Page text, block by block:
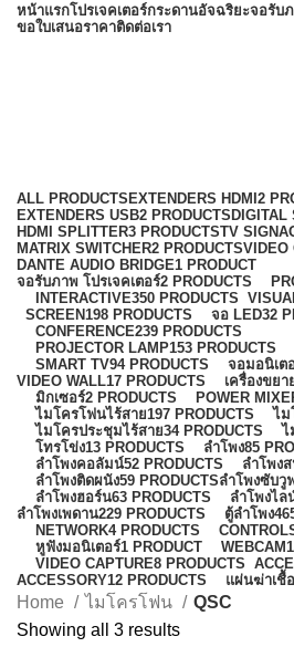
หน้าแรกโปรเจคเตอร์กระดานอัจฉริยะจอรับ
ขอใบเสนอราคาติดต่อเรา
ALL PRODUCTSEXTENDERS HDMI2
EXTENDERS USB2 PRODUCTSDIGITAL
HDMI SPLITTER3 PRODUCTSTV
MATRIX SWITCHER2 PRODUCTSVIDEO
DANTE AUDIO BRIDGE1 PRODUCT
จอรับภาพ โปรเจคเตอร์2 PRODUCTS
INTERACTIVE350 PRODUCTS
SCREEN198 PRODUCTS จอ LED32
CONFERENCE239 PRODUCTS
PROJECTOR LAMP153 PRODUCTS
SMART TV94 PRODUCTS จอมอนิเต
VIDEO WALL17 PRODUCTS เครื่องขยา
มิกเซอร์2 PRODUCTS POWER
ไมโครโฟนไร้สาย197 PRODUCTS ไม
ไมโครประชุมไร้สาย34 PRODUCTS ไ
โทรโข่ง13 PRODUCTS ลำโพง85
ลำโพงคอลัมน์52 PRODUCTS ลำโพง
ลำโพงติดผนัง59 PRODUCTSลำโพงซับวู
ลำโพงฮอร์น63 PRODUCTS ลำโพงไล
ลำโพงเพดาน229 PRODUCTS ตู้ลำโพง
NETWORK4 PRODUCTS
หูฟังมอนิเตอร์1 PRODUCT WEBCAM
VIDEO CAPTURE8 PRODUCTS
ACCESSORY12 PRODUCTS แผ่นฆ่าเชื้
Home ไมโครโฟน
QSC
Showing all 3 results